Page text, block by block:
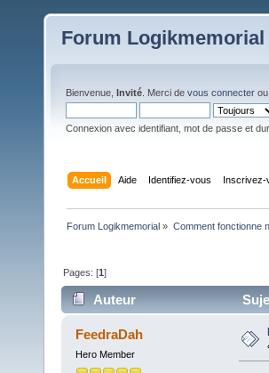
Forum Logikmemorial
Bienvenue, Invité . Merci de vous connecter
Connexion avec identifiant, mot de passe et
Accueil Aide Identifiez-vous Inscrivez-
Forum Logikmemorial » Comment fonctionne
Pages: [1]
Auteur
FeedraDah
Hero Member